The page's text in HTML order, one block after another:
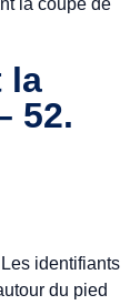
la
52.
Les identifiants
du pied